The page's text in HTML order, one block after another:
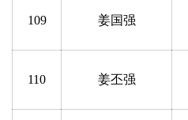
109 姜国强
110 姜丕强